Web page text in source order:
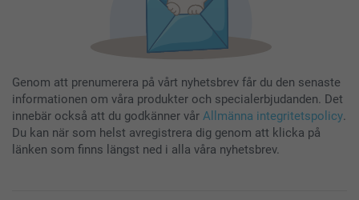
Genom att prenumerera på vårt nyhetsbrev får du den senaste
informationen om våra produkter och specialerbjudanden. Det
innebär också att du godkänner vår Allmänna integritetspolicy.
Du kan när som helst avregistrera dig genom att klicka på
länken som finns längst ned i alla våra nyhetsbrev.